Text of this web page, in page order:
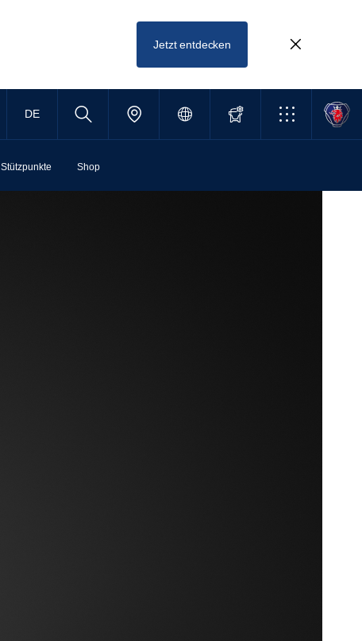
Jetzt entdecken
DE
Stützpunkte Shop